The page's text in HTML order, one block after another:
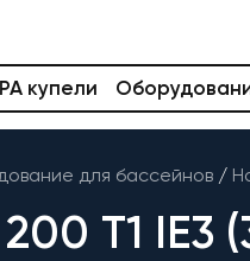
купели
для бассейнов /
T1